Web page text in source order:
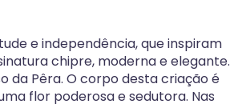
e independência, que inspiram
chipre, moderna e elegante.
da Pêra. O corpo desta criação é
flor poderosa e sedutora. Nas